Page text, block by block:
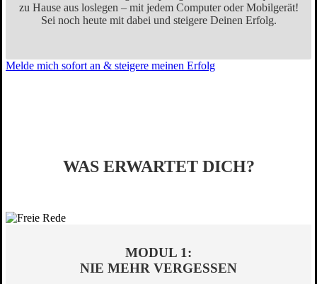
zu Hause aus loslegen – mit jedem Computer oder Mobilgerät!
Sei noch heute mit dabei und steigere Deinen Erfolg.
Melde mich sofort an & steigere meinen Erfolg
WAS ERWARTET DICH?
MODUL 1:
NIE MEHR VERGESSEN